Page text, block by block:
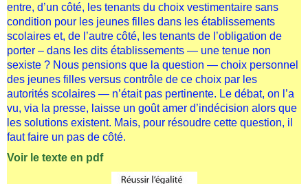
entre, d’un côté, les tenants du choix vestimentaire sans
condition pour les jeunes filles dans les établissements
scolaires et, de l’autre côté, les tenants de l’obligation de
porter – dans les dits établissements — une tenue non
sexiste ? Nous pensions que la question — choix personnel
des jeunes filles versus contrôle de ce choix par les
autorités scolaires — n’était pas pertinente. Le débat, on l’a
vu, via la presse, laisse un goût amer d’indécision alors que
les solutions existent. Mais, pour résoudre cette question, il
faut faire un pas de côté.
Voir le texte en pdf